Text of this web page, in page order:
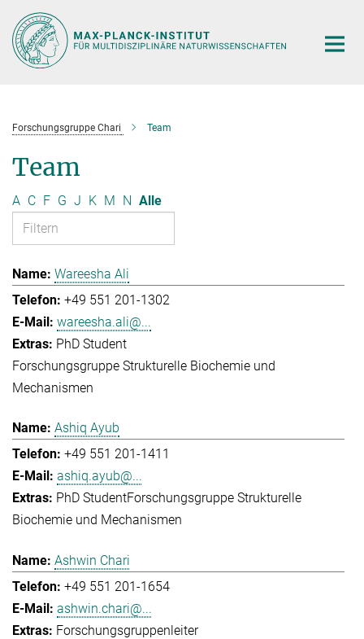
Hauptinhalt
Forschungsgruppe Chari Team
Team
A C F G J K M N Alle
Wareesha Ali
+49 551 201-1302
wareesha.ali@...
PhD Student
Forschungsgruppe Strukturelle Biochemie und
Mechanismen
Ashiq Ayub
+49 551 201-1411
ashiq.ayub@...
PhD StudentForschungsgruppe Strukturelle
Biochemie und Mechanismen
Ashwin Chari
+49 551 201-1654
ashwin.chari@...
Forschungsgruppenleiter